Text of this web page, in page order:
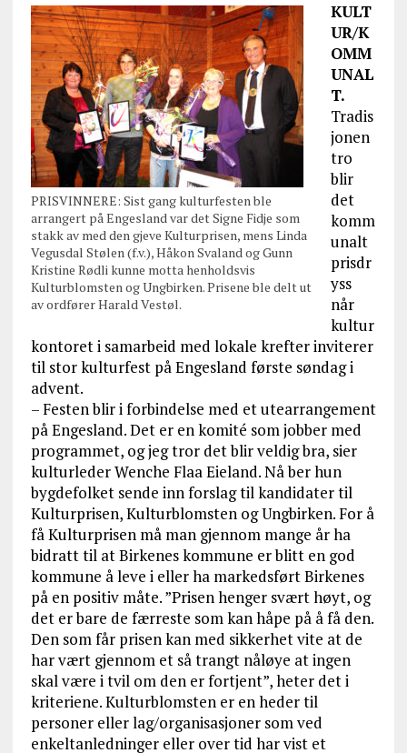
PRISVINNERE: Sist gang kulturfesten ble
arrangert på Engesland var det Signe Fidje som
stakk av med den gjeve Kulturprisen, mens Linda
Vegusdal Stølen (f.v.), Håkon Svaland og Gunn
Kristine Rødli kunne motta henholdsvis
Kulturblomsten og Ungbirken. Prisene ble delt ut
av ordfører Harald Vestøl.
KULT
UR/K
OMM
UNAL
T.
Tradis
jonen
tro
blir
det
komm
unalt
prisdr
yss
når
kultur
kontoret i samarbeid med lokale krefter inviterer
til stor kulturfest på Engesland første søndag i
advent.
– Festen blir i forbindelse med et utearrangement
på Engesland. Det er en komité som jobber med
programmet, og jeg tror det blir veldig bra, sier
kulturleder Wenche Flaa Eieland. Nå ber hun
bygdefolket sende inn forslag til kandidater til
Kulturprisen, Kulturblomsten og Ungbirken. For å
få Kulturprisen må man gjennom mange år ha
bidratt til at Birkenes kommune er blitt en god
kommune å leve i eller ha markedsført Birkenes
på en positiv måte. ”Prisen henger svært høyt, og
det er bare de færreste som kan håpe på å få den.
Den som får prisen kan med sikkerhet vite at de
har vært gjennom et så trangt nåløye at ingen
skal være i tvil om den er fortjent”, heter det i
kriteriene. Kulturblomsten er en heder til
personer eller lag/organisasjoner som ved
enkeltanledninger eller over tid har vist et